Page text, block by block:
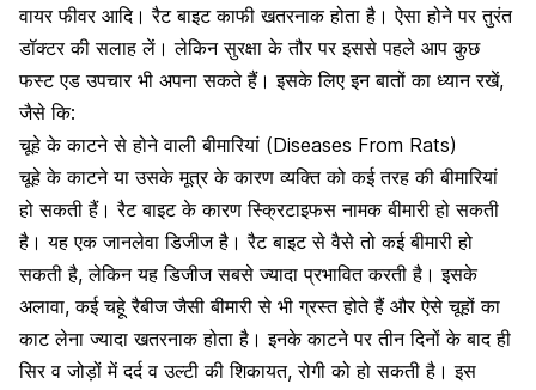
वायर फीवर आदि। रैट बाइट काफी खतरनाक होता है। ऐसा होने पर तुरंत
डॉक्टर की सलाह लें। लेकिन सुरक्षा के तौर पर इससे पहले आप कुछ
फस्ट एड उपचार भी अपना सकते हैं। इसके लिए इन बातों का ध्यान रखें,
जैसे कि:
चूहे के काटने से होने वाली बीमारियां (Diseases From Rats)
चूहे के काटने या उसके मूत्र के कारण व्यक्ति को कई तरह की बीमारियां
हो सकती हैं। रैट बाइट के कारण स्क्रिटाइफस नामक बीमारी हो सकती
है। यह एक जानलेवा डिजीज है। रैट बाइट से वैसे तो कई बीमारी हो
सकती है, लेकिन यह डिजीज सबसे ज्यादा प्रभावित करती है। इसके
अलावा, कई चहूे रैबीज जैसी बीमारी से भी ग्रस्त होते हैं और ऐसे चूहों का
काट लेना ज्यादा खतरनाक होता है।इनके काटने पर तीन दिनों के बाद ही
सिर व जोड़ों में दर्द व उल्टी की शिकायत, रोगी को हो सकती है । इस